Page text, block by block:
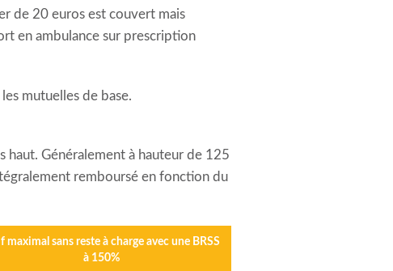
de 20 euros est couvert mais
en ambulance sur prescription
mutuelles de base.
haut. Généralement à hauteur de 125
remboursé en fonction du
maximal sans reste à charge avec une BRSS
à 150%